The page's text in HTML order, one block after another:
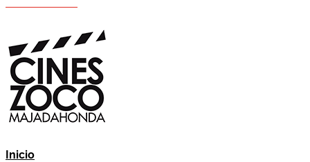
Inicio